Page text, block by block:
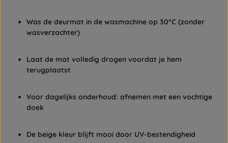
Was de deurmat in de wasmachine op 30°C (zonder
wasverzachter)
Laat de mat volledig drogen voordat je hem
terugplaatst
Voor dagelijks onderhoud: afnemen met een vochtige
doek
De beige kleur blijft mooi door UV-bestendigheid